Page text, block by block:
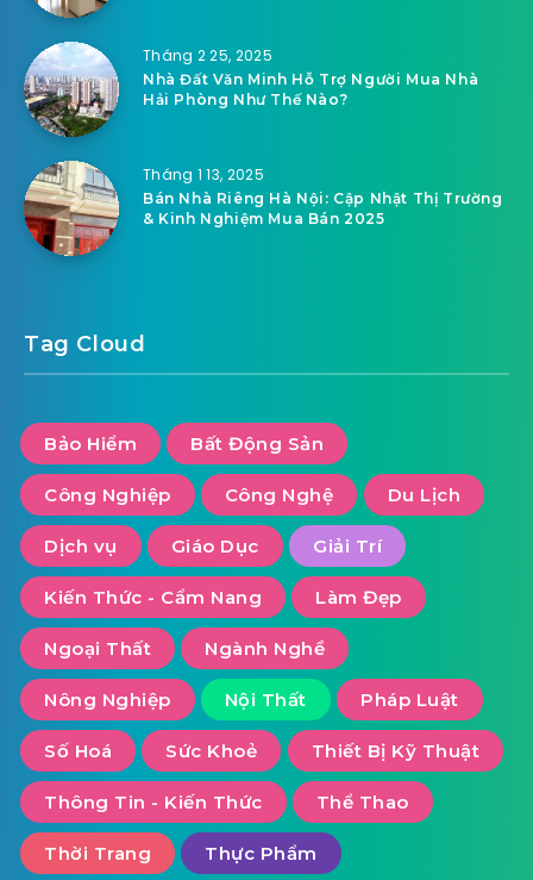
Tháng 2 25, 2025
Nhà Đất Văn Minh Hỗ Trợ Người Mua Nhà
Hải Phòng Như Thế Nào?
Tháng 1 13, 2025
Bán Nhà Riêng Hà Nội: Cập Nhật Thị Trường
& Kinh Nghiệm Mua Bán 2025
Tag Cloud
Bảo Hiểm Bất Động Sản
Công Nghiệp Công Nghệ Du Lịch
Dịch vụ Giáo Dục Giải Trí
Kiến Thức - Cẩm Nang Làm Đẹp
Ngoại Thất Ngành Nghề
Nông Nghiệp Nội Thất Pháp Luật
Số Hoá Sức Khoẻ Thiết Bị Kỹ Thuật
Thông Tin - Kiến Thức Thể Thao
Thời Trang Thực Phẩm